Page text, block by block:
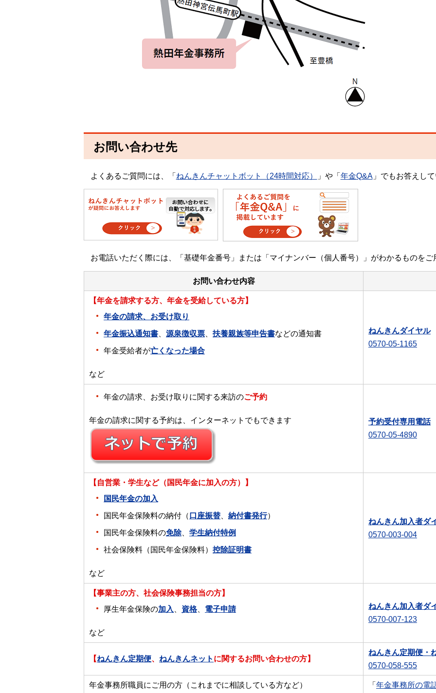
お問い合わせ先
よくあるご質問には、「 ねんきんチャットボット（24時間対応） 」や「 年金Q&A」でもお答えし
お電話いただく際には、「基礎年金番号」または「マイナンバー（個人番号）」がわかるものをご
お問い合わせ内容
【年金を請求する方、年金を受給している方】
年金の請求、お受け取り
年金振込通知書 源泉徴収票 扶養親族等申告書などの通知書
年金受給者が亡くなった場合
など
ねんきんダイヤル
0570-05-1165
年金の請求、お受け取りに関する来訪のご予約
年金の請求に関する予約は、インターネットでもできます
予約受付専用電話
0570-05-4890
【自営業・学生など（国民年金に加入の方）】
国民年金の加入
国民年金保険料の納付（ 口座振替 納付書発行）
国民年金保険料の免除、 学生納付特例
社会保険料（国民年金保険料） 控除証明書
など
ねんきん加入者ダ
0570-003-004
【事業主の方、社会保険事務担当の方】
厚生年金保険の加入 資格、 電子申請
など
ねんきん加入者ダ
0570-007-123
【ねんきん定期便、 ねんきんネット に関するお問い合わせの方】
ねんきん定期便・
0570-058-555
年金事務所職員にご用の方（これまでに相談している方など） 「 年金事務所の電